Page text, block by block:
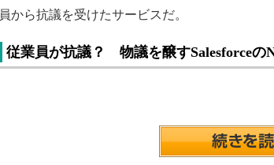
員から抗議を受けたサービスだ。
従業員が抗議？ 物議を醸すSalesforceの